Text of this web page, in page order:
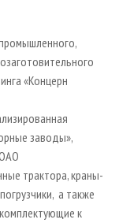
«Концерн
заводы»,
трактора, краны-
а также
к